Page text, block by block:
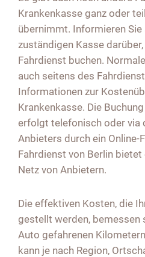
Krankenkasse ganz oder
übernimmt. Informieren Sie
zuständigen Kasse
Fahrdienst buchen.
auch seitens des
Informationen zur
Krankenkasse. Die
erfolgt telefonisch oder via
Anbieters durch ein Online-
Fahrdienst von Berlin bietet
Netz von Anbietern.
Die effektiven Kosten, die
gestellt werden, bemessen
Auto gefahrenen
kann je nach Region,